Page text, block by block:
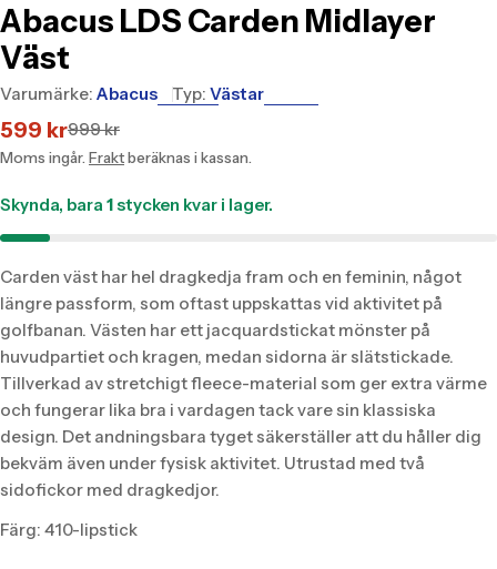
Abacus LDS Carden Midlayer
Väst
Varumärke: Abacus Typ: Västar
Translation
missing:
599 kr
Translation
missing:
999 kr
Moms ingår. Fraktberäknas i kassan.
Skynda, bara 1stycken kvar i lager.
Carden väst har hel dragkedja fram och en feminin, något
längre passform, som oftast uppskattas vid aktivitet på
golfbanan. Västen har ett jacquardstickat mönster på
huvudpartiet och kragen, medan sidorna är slätstickade.
Tillverkad av stretchigt fleece-material som ger extra värme
och fungerar lika bra i vardagen tack vare sin klassiska
design. Det andningsbara tyget säkerställer att du håller dig
bekväm även under fysisk aktivitet. Utrustad med två
sidofickor med dragkedjor.
Färg: 410-lipstick